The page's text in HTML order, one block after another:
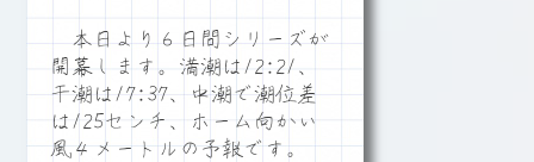
本日より６日間シリーズが
開幕します。満潮は12:21、
干潮は17:37、中潮で潮位差
は125センチ、ホーム向かい
風４メートルの予報です。